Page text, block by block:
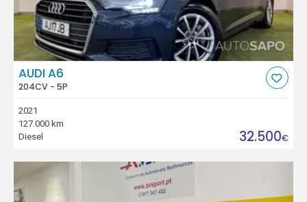
AUDI A6
204CV - 5P
2021
127.000 km
Diesel
32.500€